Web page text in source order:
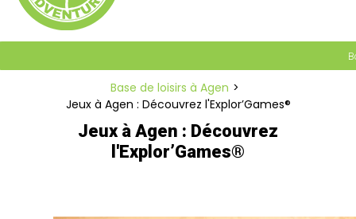
Base de loisirs à Agen
Jeux à Agen : Découvrez l'Explor’Games®
Jeux à Agen : Découvrez
l'Explor’Games®